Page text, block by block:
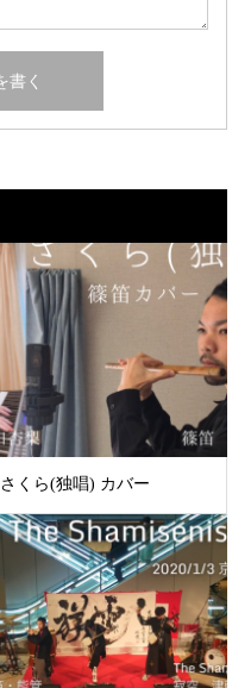
さくら(独唱) カバー